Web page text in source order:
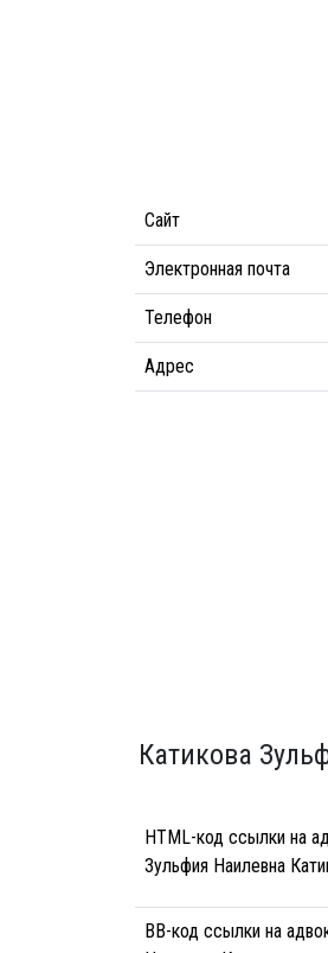
Сайт
Электронная почта
Телефон
Адрес
Катикова
HTML-код ссылки на
Зульфия Наилевна
BB-код ссылки на